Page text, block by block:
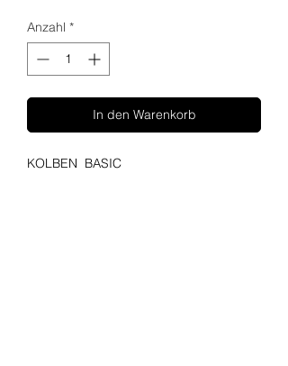
Anzahl *
In den Warenkorb
KOLBEN BASIC